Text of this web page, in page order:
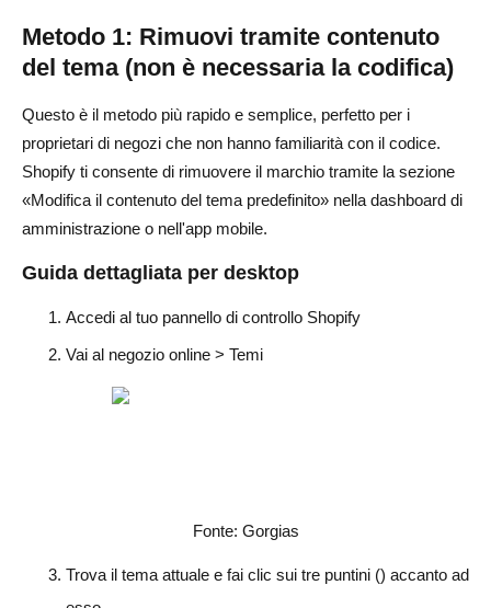
Metodo 1: Rimuovi tramite contenuto
del tema (non è necessaria la codifica)
Questo è il metodo più rapido e semplice, perfetto per i
proprietari di negozi che non hanno familiarità con il codice.
Shopify ti consente di rimuovere il marchio tramite la sezione
«Modifica il contenuto del tema predefinito» nella dashboard di
amministrazione o nell'app mobile.
Guida dettagliata per desktop
Accedi al tuo pannello di controllo Shopify
Vai al negozio online > Temi
Fonte: Gorgias
Trova il tema attuale e fai clic sui tre puntini () accanto ad